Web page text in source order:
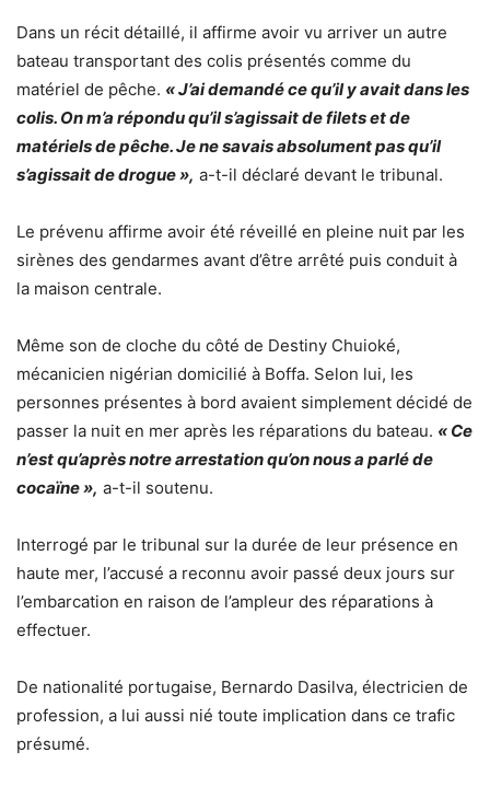
Dans un récit détaillé, il affirme avoir vu arriver un autre
bateau transportant des colis présentés comme du
matériel de pêche. « J’ai demandé ce qu’il y avait dans les
colis. On m’a répondu qu’il s’agissait de filets et de
matériels de pêche. Je ne savais absolument pas qu’il
s’agissait de drogue », a-t-il déclaré devant le tribunal.
Le prévenu affirme avoir été réveillé en pleine nuit par les
sirènes des gendarmes avant d’être arrêté puis conduit à
la maison centrale.
Même son de cloche du côté de Destiny Chuioké,
mécanicien nigérian domicilié à Boffa. Selon lui, les
personnes présentes à bord avaient simplement décidé de
passer la nuit en mer après les réparations du bateau. « Ce
n’est qu’après notre arrestation qu’on nous a parlé de
cocaïne », a-t-il soutenu.
Interrogé par le tribunal sur la durée de leur présence en
haute mer, l’accusé a reconnu avoir passé deux jours sur
l’embarcation en raison de l’ampleur des réparations à
effectuer.
De nationalité portugaise, Bernardo Dasilva, électricien de
profession, a lui aussi nié toute implication dans ce trafic
présumé.